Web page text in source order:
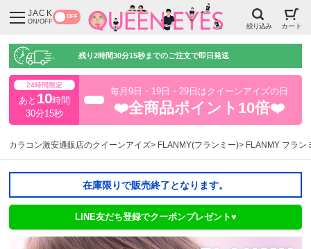
JACK
ON/OFF
OFF
絞り込み カート
残り2時間30分14秒までのご注文で即日発送
24時間限定
あと 10時間
30分14秒
毎月9日・19日・29日はクイーンアイズの日
❤️全商品ポイント10倍❤️
カラコン激安通販店のクイーンアイズ FLANMY(フランミー) FLANMY フラン
在庫限りで販売終了となります。
LINE友だち登録でクーポンプレゼント♥